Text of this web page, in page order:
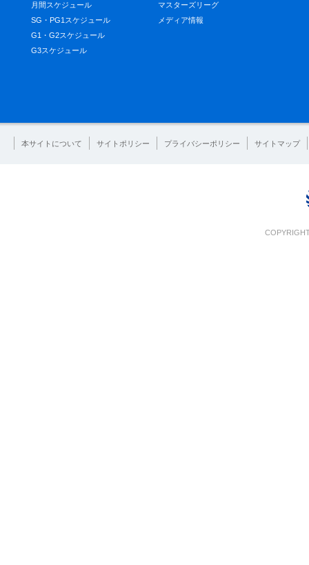
月間スケジュール
SG・PG1スケジュール
G1・G2スケジュール
G3スケジュール
マスターズリーグ
メディア情報
本サイトについて サイトポリシー プライバシーポリシー サイトマップ